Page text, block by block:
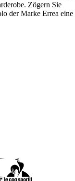
Zögern Sie
der Marke Errea eine